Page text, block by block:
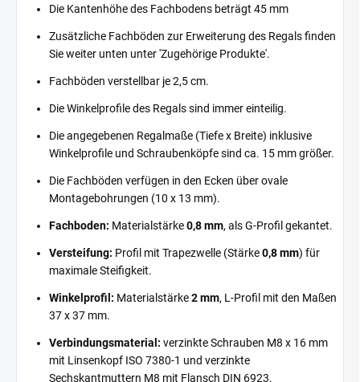
Die Kantenhöhe des Fachbodens beträgt 45 mm
Zusätzliche Fachböden zur Erweiterung des Regals finden
Sie weiter unten unter 'Zugehörige Produkte'.
Fachböden verstellbar je 2,5 cm.
Die Winkelprofile des Regals sind immer einteilig.
Die angegebenen Regalmaße (Tiefe x Breite) inklusive
Winkelprofile und Schraubenköpfe sind ca. 15 mm größer.
Die Fachböden verfügen in den Ecken über ovale
Montagebohrungen (10 x 13 mm).
Fachboden: Materialstärke0,8 mm, als G-Profil gekantet.
Versteifung: Profil mit Trapezwelle (Stärke0,8 mm) für
maximale Steifigkeit.
Winkelprofil: Materialstärke2 mm, L-Profil mit den Maßen
37 x 37 mm.
Verbindungsmaterial: verzinkte Schrauben M8 x 16 mm
mit Linsenkopf ISO 7380-1 und verzinkte
Sechskantmuttern M8 mit Flansch DIN 6923.